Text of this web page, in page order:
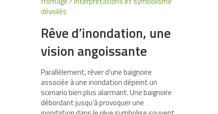
dévoilés
Rêve d’inondation, une
vision angoissante
Parallèlement, rêver d’une baignoire
associée à une inondation dépeint un
scenario bien plus alarmant. Une baignoire
débordant jusqu’à provoquer une